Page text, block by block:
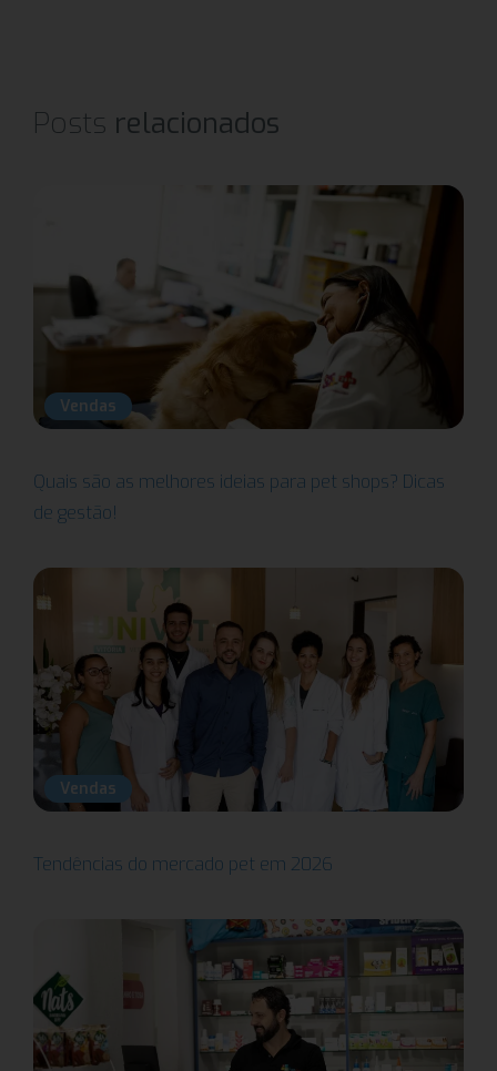
Posts relacionados
Vendas
Quais são as melhores ideias para pet shops? Dicas
de gestão!
Vendas
Tendências do mercado pet em 2026